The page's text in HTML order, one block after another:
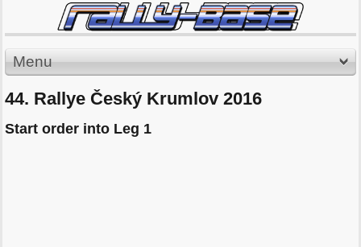
Menu
44. Rallye Český Krumlov 2016
Start order into Leg 1